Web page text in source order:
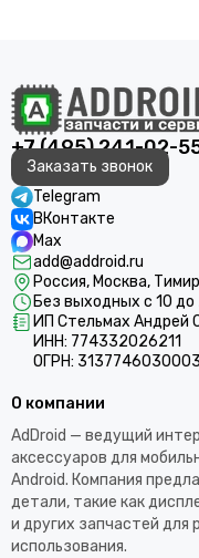
+7 (495) 241-02-
Заказать звонок
Telegram
ВКонтакте
Max
add@addroid.ru
Россия, Москва,
Без выходных с 10 до
ИП Стельмах Андрей
ИНН: 774332026211
ОГРН:
О компании
AdDroid — ведущий
аксессуаров для
Android. Компания
детали, такие как
и других запчастей для
использования.​